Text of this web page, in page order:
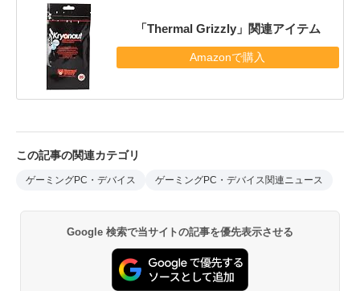
「Thermal Grizzly」関連アイテム
Amazonで購入
この記事の関連カテゴリ
ゲーミングPC・デバイス ゲーミングPC・デバイス関連ニュース
Google 検索で当サイトの記事を優先表示させる